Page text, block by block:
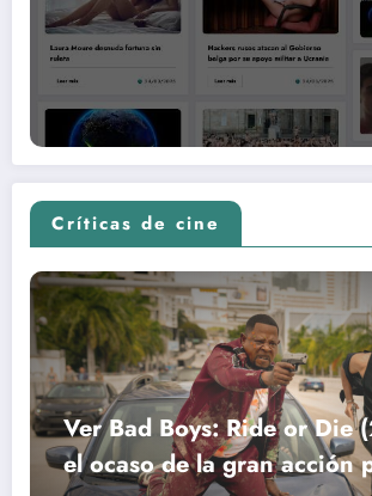
Críticas de cine
Ver Bad Boys: Ride or Die
el ocaso de la gran acción